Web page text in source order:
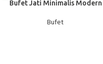
Bufet Jati Minimalis Modern
Bufet